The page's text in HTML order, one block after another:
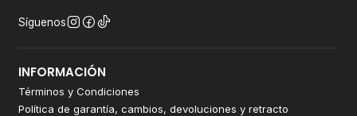
Síguenos
INFORMACIÓN
Términos y Condiciones
Política de garantía, cambios, devoluciones y retracto